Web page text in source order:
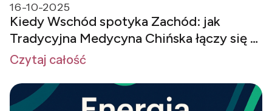
16-10-2025
Kiedy Wschód spotyka Zachód: jak
Tradycyjna Medycyna Chińska łączy się z
fizyką kwantową i biorezonansem
Czytaj całość